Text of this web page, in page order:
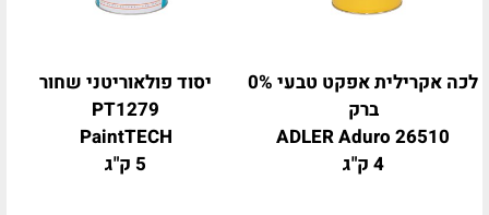
לכה אקרילית אפקט טבעי 0%
ברק
ADLER Aduro 26510
4 ק"ג
יסוד פולאוריטני שחור
PT1279
PaintTECH
5 ק"ג